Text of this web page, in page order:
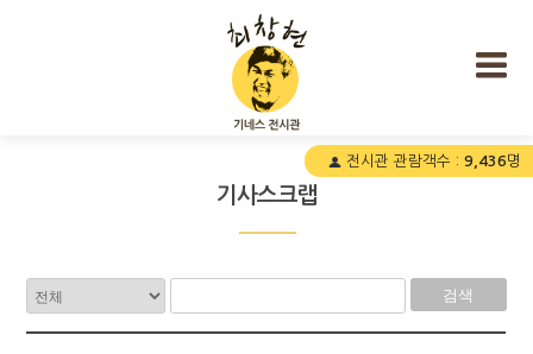
전시관 관람객수 : 9,436명
기사스크랩
검색